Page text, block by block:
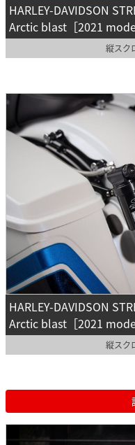
HARLEY-DAVIDSON
Arctic blast［2021
縦スク
HARLEY-DAVIDSON
Arctic blast［2021
縦スク